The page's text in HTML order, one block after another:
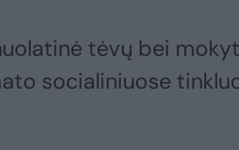
tėvų bei
socialiniuose